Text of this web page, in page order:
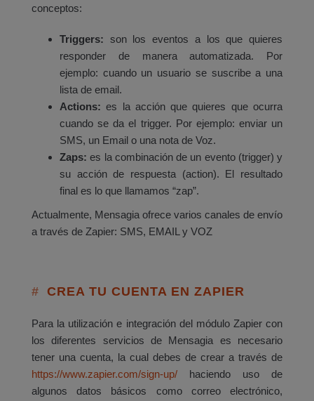
conceptos:
Triggers: son los eventos a los que quieres
responder de manera automatizada. Por
ejemplo: cuando un usuario se suscribe a una
lista de email.
Actions: es la acción que quieres que ocurra
cuando se da el trigger. Por ejemplo: enviar un
SMS, un Email o una nota de Voz.
Zaps: es la combinación de un evento (trigger) y
su acción de respuesta (action). El resultado
final es lo que llamamos “zap”.
Actualmente, Mensagia ofrece varios canales de envío
a través de Zapier: SMS, EMAIL y VOZ
CREA TU CUENTA EN ZAPIER
Para la utilización e integración del módulo Zapier con
los diferentes servicios de Mensagia es necesario
tener una cuenta, la cual debes de crear a través de
https://www.zapier.com/sign-up/ haciendo uso de
algunos datos básicos como correo electrónico,